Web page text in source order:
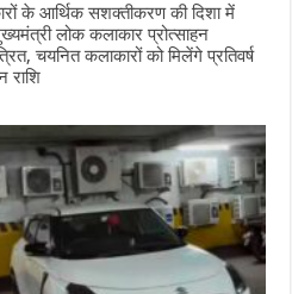
के आर्थिक सशक्तीकरण की दिशा में
लोक कलाकार प्रोत्साहन
चयनित कलाकारों को मिलेंगे प्रतिवर्ष
राशि